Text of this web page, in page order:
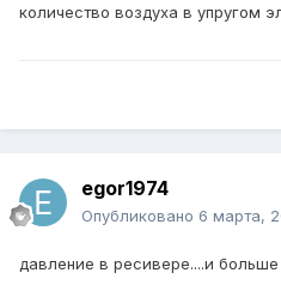
количество воздуха в упругом
egor1974
Опубликовано 6 марта,
давление в ресивере....и